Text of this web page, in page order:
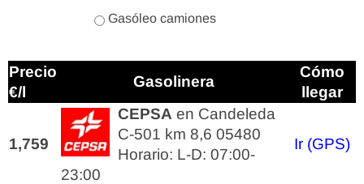
Gasóleo camiones
Precio
€/l
Gasolinera
Cómo
llegar
1,759
CEPSA en Candeleda
C-501 km 8,6 05480
Horario: L-D: 07:00-
23:00
Ir (GPS)